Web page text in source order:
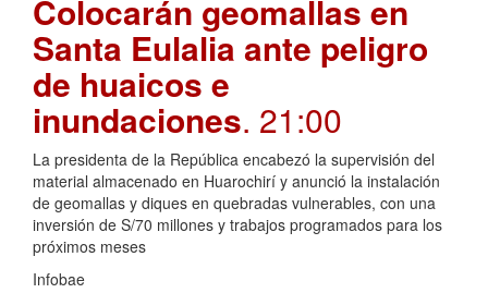
Colocarán geomallas en
Santa Eulalia ante peligro
de huaicos e
inundaciones. 21:00
La presidenta de la República encabezó la supervisión del
material almacenado en Huarochirí y anunció la instalación
de geomallas y diques en quebradas vulnerables, con una
inversión de S/70 millones y trabajos programados para los
próximos meses
Infobae